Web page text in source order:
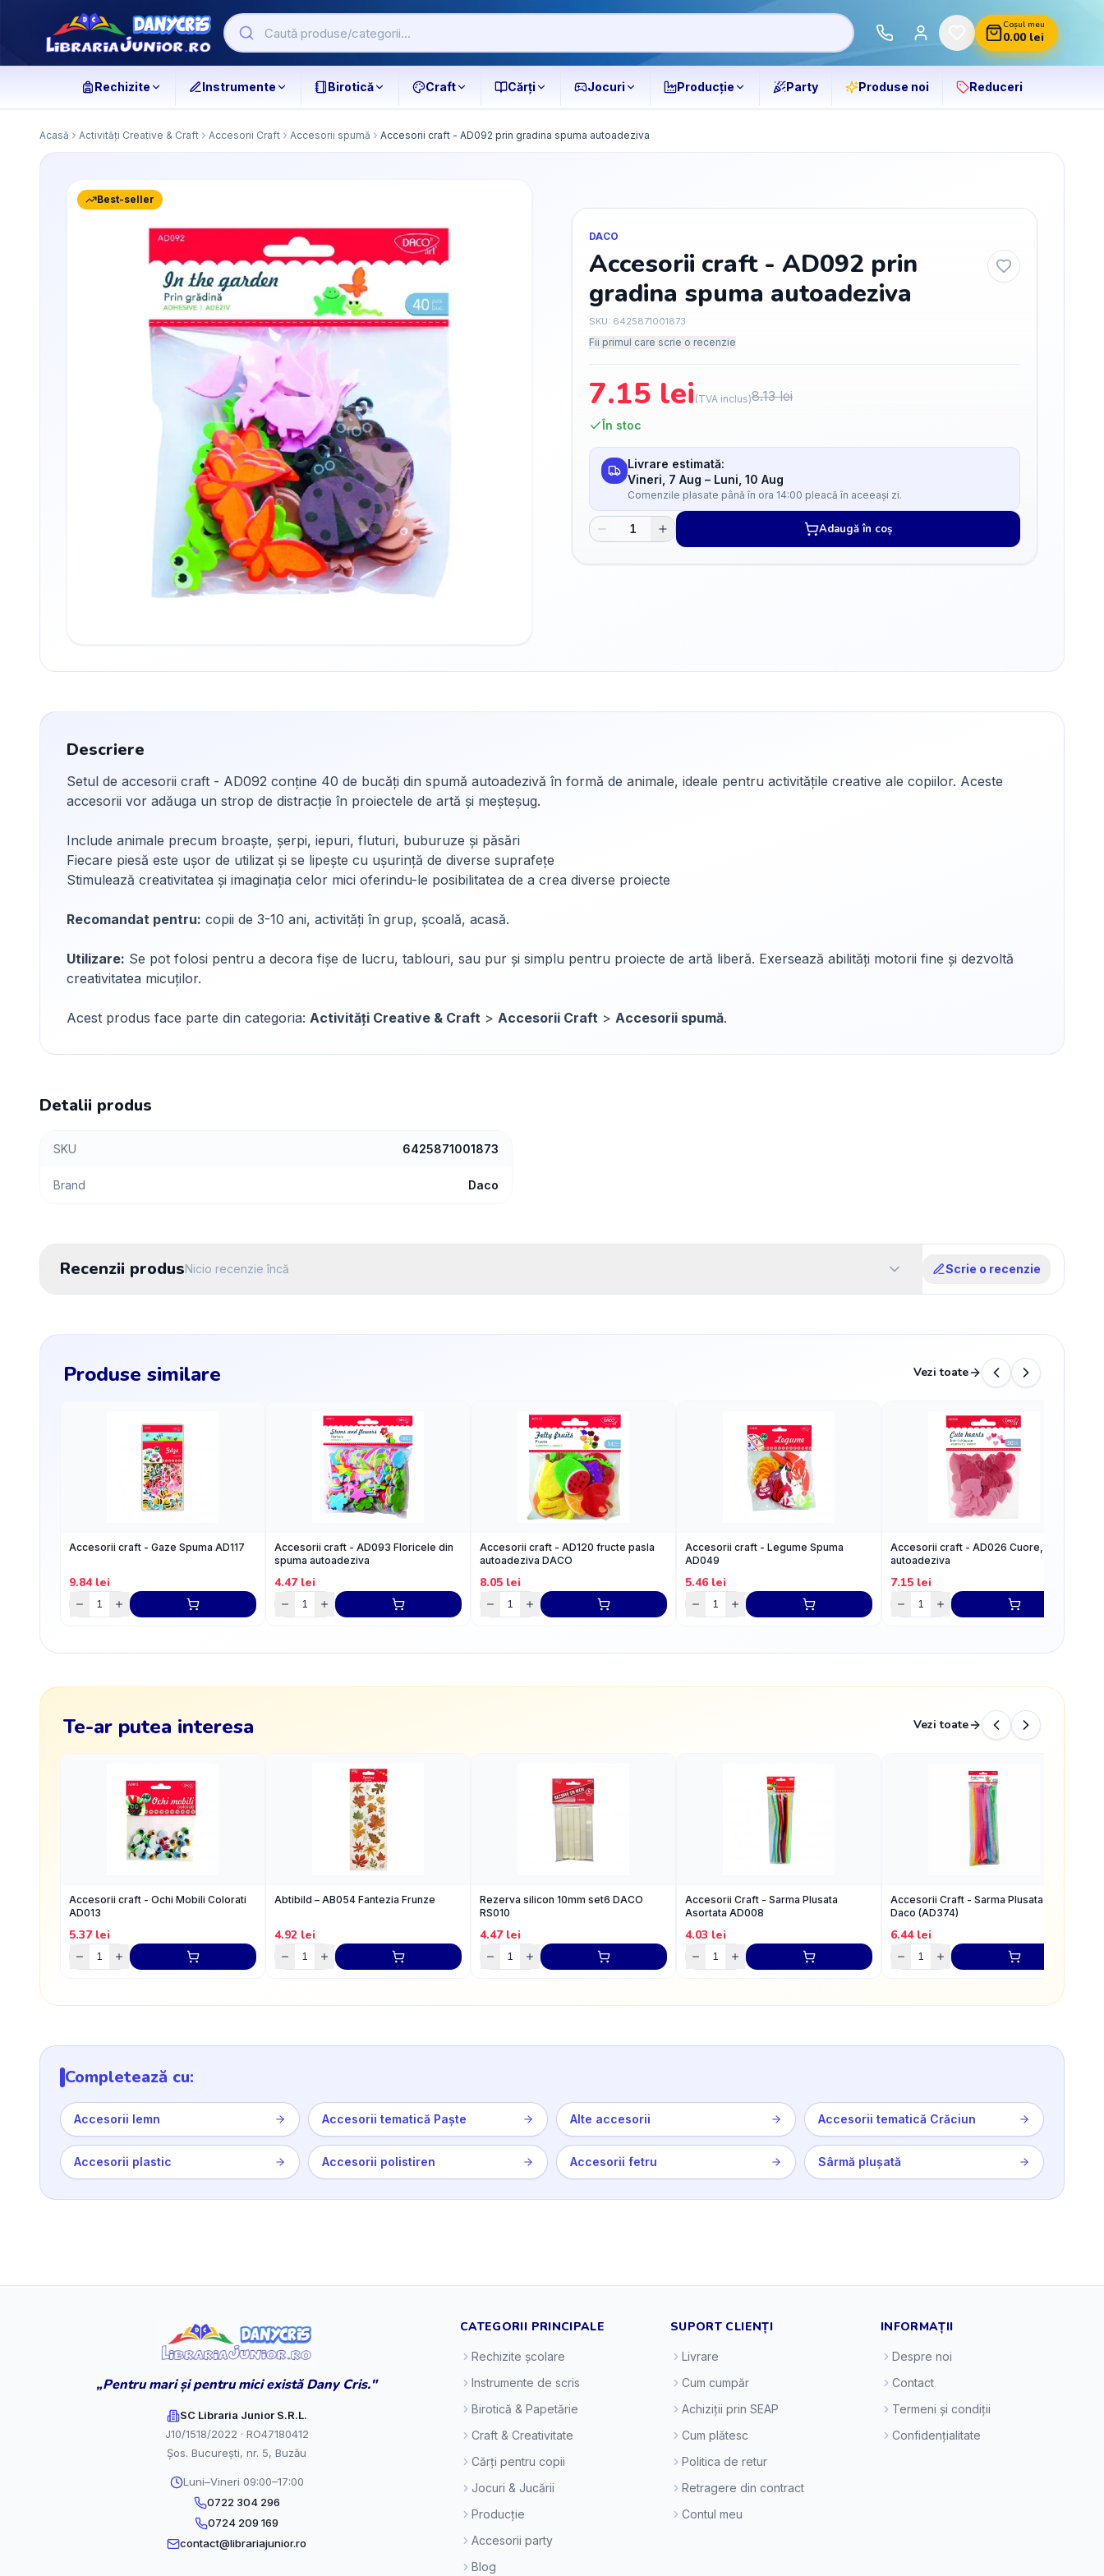
Coșul meu
0.00lei
Rechizite Instrumente Birotică Craft Cărți Jocuri Producție Party Produse noi Reduceri
Acasă Activități Creative & Craft Accesorii Craft Accesorii spumă Accesorii craft - AD092 prin gradina spuma autoadeziva
Best-seller
DACO
Accesorii craft - AD092 prin
gradina spuma autoadeziva
SKU: 6425871001873
Fii primul care scrie o recenzie
7.15 lei (TVA inclus)8.13lei
În stoc
Livrare estimată:
Vineri, 7 Aug – Luni, 10 Aug
Comenzile plasate până în ora 14:00 pleacă în aceeași zi.
Adaugă în coș
Descriere
Setul de accesorii craft - AD092 conține 40 de bucăți din spumă autoadezivă în formă de animale, ideale pentru activitățile creative ale copiilor. Aceste
accesorii vor adăuga un strop de distracție în proiectele de artă și meșteșug.
Include animale precum broaște, șerpi, iepuri, fluturi, buburuze și păsări
Fiecare piesă este ușor de utilizat și se lipește cu ușurință de diverse suprafețe
Stimulează creativitatea și imaginația celor mici oferindu-le posibilitatea de a crea diverse proiecte
Recomandat pentru: copii de 3-10 ani, activități în grup, școală, acasă.
Utilizare: Se pot folosi pentru a decora fișe de lucru, tablouri, sau pur și simplu pentru proiecte de artă liberă. Exersează abilități motorii fine și dezvoltă
creativitatea micuților.
Acest produs face parte din categoria: Activități Creative & Craft > Accesorii Craft > Accesorii spumă.
Detalii produs
SKU 6425871001873
Brand Daco
Recenzii produsNicio recenzie încă Scrie o recenzie
Produse similare Vezi toate
Accesorii craft - Gaze Spuma AD117
9.84lei
Accesorii craft - AD093 Floricele din
spuma autoadeziva
4.47lei
Accesorii craft - AD120 fructe pasla
autoadeziva DACO
8.05 lei
Accesorii craft - Legume Spuma
AD049
5.46lei
Accesorii craft - AD026 Cuore, pasla
autoadeziva
7.15 lei
Te-ar putea interesa Vezi toate
Accesorii craft - Ochi Mobili Colorati
AD013
5.37lei
Abtibild – AB054 Fantezia Frunze
4.92 lei
Rezerva silicon 10mm set6 DACO
RS010
4.47lei
Accesorii Craft - Sarma Plusata
Asortata AD008
4.03 lei
Accesorii Craft - Sarma Plusata Neon,
Daco (AD374)
6.44lei
Completează cu:
Accesorii lemn Accesorii tematică Paște Alte accesorii Accesorii tematică Crăciun
Accesorii plastic Accesorii polistiren Accesorii fetru Sârmă plușată
„Pentru mari și pentru mici există Dany Cris."
SC Libraria Junior S.R.L.
J10/1518/2022 · RO47180412
Șos. București, nr. 5, Buzău
Luni–Vineri 09:00–17:00
0722 304 296
0724 209 169
contact@librariajunior.ro
CATEGORII PRINCIPALE
Rechizite școlare
Instrumente de scris
Birotică & Papetărie
Craft & Creativitate
Cărți pentru copii
Jocuri & Jucării
Producție
Accesorii party
Blog
SUPORT CLIENȚI
Livrare
Cum cumpăr
Achiziții prin SEAP
Cum plătesc
Politica de retur
Retragere din contract
Contul meu
INFORMAȚII
Despre noi
Contact
Termeni și condiții
Confidențialitate